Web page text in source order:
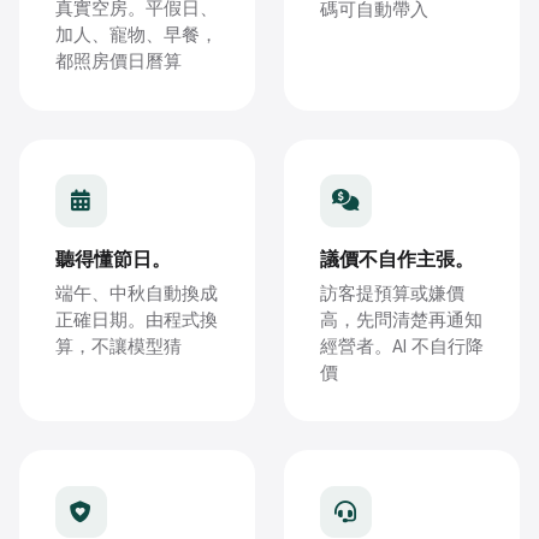
真實空房。平假日、
加人、寵物、早餐，
都照房價日曆算
碼可自動帶入
聽得懂節日。
端午、中秋自動換成
正確日期。由程式換
算，不讓模型猜
議價不自作主張。
訪客提預算或嫌價
高，先問清楚再通知
經營者。AI 不自行降
價